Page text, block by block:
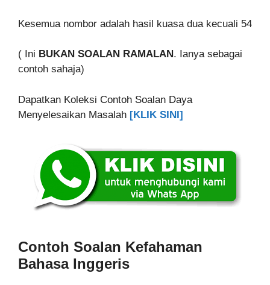
Kesemua nombor adalah hasil kuasa dua kecuali 54
( Ini BUKAN SOALAN RAMALAN . Ianya sebagai
contoh sahaja)
Dapatkan Koleksi Contoh Soalan Daya
Menyelesaikan Masalah [KLIK SINI]
Contoh Soalan Kefahaman
Bahasa Inggeris